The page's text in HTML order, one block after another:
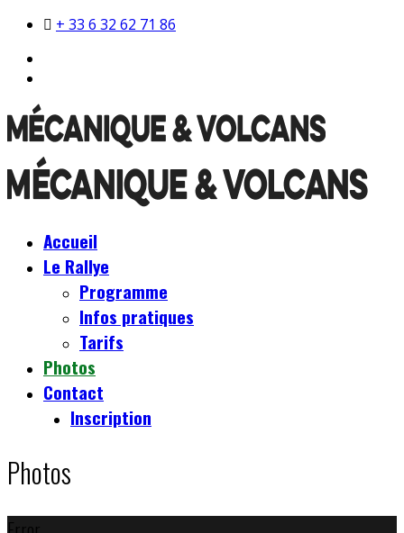
+ 33 6 32 62 71 86
Accueil
Le Rallye
Programme
Infos pratiques
Tarifs
Photos
Contact
Inscription
Photos